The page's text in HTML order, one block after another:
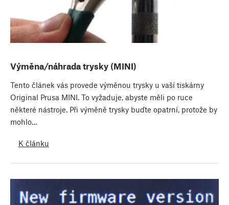
Výměna/náhrada trysky (MINI)
Tento článek vás provede výměnou trysky u vaší tiskárny
Original Prusa MINI. To vyžaduje, abyste měli po ruce
některé nástroje. Při výměně trysky buďte opatrní, protože by
mohlo…
K článku